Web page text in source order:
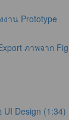
งาน Prototype
ภาพจาก
Design (1:34)